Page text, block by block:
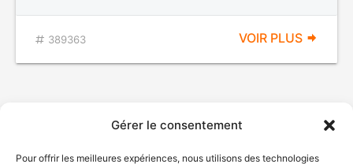
Gérer le consentement
Pour offrir les meilleures expériences, nous utilisons des technologies
389363 VOIR PLUS